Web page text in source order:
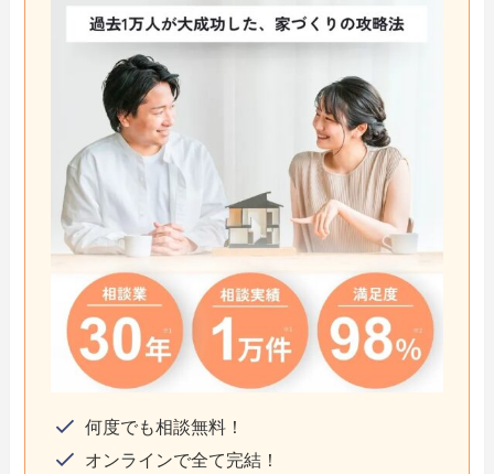
何度でも相談無料！
オンラインで全て完結！